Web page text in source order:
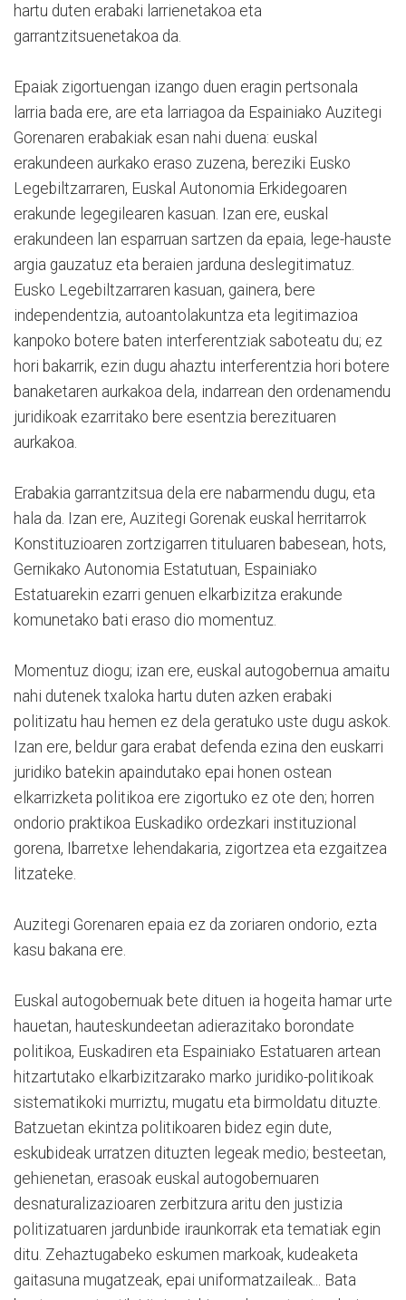
hartu duten erabaki larrienetakoa eta
garrantzitsuenetakoa da.
Epaiak zigortuengan izango duen eragin pertsonala
larria bada ere, are eta larriagoa da Espainiako Auzitegi
Gorenaren erabakiak esan nahi duena: euskal
erakundeen aurkako eraso zuzena, bereziki Eusko
Legebiltzarraren, Euskal Autonomia Erkidegoaren
erakunde legegilearen kasuan. Izan ere, euskal
erakundeen lan esparruan sartzen da epaia, lege-hauste
argia gauzatuz eta beraien jarduna deslegitimatuz.
Eusko Legebiltzarraren kasuan, gainera, bere
independentzia, autoantolakuntza eta legitimazioa
kanpoko botere baten interferentziak saboteatu du; ez
hori bakarrik, ezin dugu ahaztu interferentzia hori botere
banaketaren aurkakoa dela, indarrean den ordenamendu
juridikoak ezarritako bere esentzia berezituaren
aurkakoa.
Erabakia garrantzitsua dela ere nabarmendu dugu, eta
hala da. Izan ere, Auzitegi Gorenak euskal herritarrok
Konstituzioaren zortzigarren tituluaren babesean, hots,
Gernikako Autonomia Estatutuan, Espainiako
Estatuarekin ezarri genuen elkarbizitza erakunde
komunetako bati eraso dio momentuz.
Momentuz diogu; izan ere, euskal autogobernua amaitu
nahi dutenek txaloka hartu duten azken erabaki
politizatu hau hemen ez dela geratuko uste dugu askok.
Izan ere, beldur gara erabat defenda ezina den euskarri
juridiko batekin apaindutako epai honen ostean
elkarrizketa politikoa ere zigortuko ez ote den; horren
ondorio praktikoa Euskadiko ordezkari instituzional
gorena, Ibarretxe lehendakaria, zigortzea eta ezgaitzea
litzateke.
Auzitegi Gorenaren epaia ez da zoriaren ondorio, ezta
kasu bakana ere.
Euskal autogobernuak bete dituen ia hogeita hamar urte
hauetan, hauteskundeetan adierazitako borondate
politikoa, Euskadiren eta Espainiako Estatuaren artean
hitzartutako elkarbizitzarako marko juridiko-politikoak
sistematikoki murriztu, mugatu eta birmoldatu dituzte.
Batzuetan ekintza politikoaren bidez egin dute,
eskubideak urratzen dituzten legeak medio; besteetan,
gehienetan, erasoak euskal autogobernuaren
desnaturalizazioaren zerbitzura aritu den justizia
politizatuaren jardunbide iraunkorrak eta tematiak egin
ditu. Zehaztugabeko eskumen markoak, kudeaketa
gaitasuna mugatzeak, epai uniformatzaileak... Bata